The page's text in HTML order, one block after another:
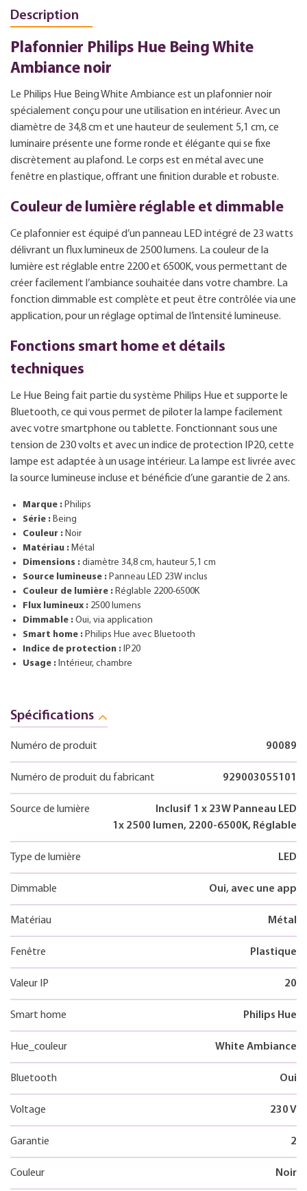
Description
Plafonnier Philips Hue Being White
Ambiance noir
Le Philips Hue Being White Ambiance est un plafonnier noir
spécialement conçu pour une utilisation en intérieur. Avec un
diamètre de 34,8 cm et une hauteur de seulement 5,1 cm, ce
luminaire présente une forme ronde et élégante qui se fixe
discrètement au plafond. Le corps est en métal avec une
fenêtre en plastique, offrant une finition durable et robuste.
Couleur de lumière réglable et dimmable
Ce plafonnier est équipé d’un panneau LED intégré de 23 watts
délivrant un flux lumineux de 2500 lumens. La couleur de la
lumière est réglable entre 2200 et 6500K, vous permettant de
créer facilement l’ambiance souhaitée dans votre chambre. La
fonction dimmable est complète et peut être contrôlée via une
application, pour un réglage optimal de l’intensité lumineuse.
Fonctions smart home et détails
techniques
Le Hue Being fait partie du système Philips Hue et supporte le
Bluetooth, ce qui vous permet de piloter la lampe facilement
avec votre smartphone ou tablette. Fonctionnant sous une
tension de 230 volts et avec un indice de protection IP20, cette
lampe est adaptée à un usage intérieur. La lampe est livrée avec
la source lumineuse incluse et bénéficie d’une garantie de 2 ans.
Marque : Philips
Série : Being
Couleur : Noir
Matériau : Métal
Dimensions : diamètre 34,8 cm, hauteur 5,1 cm
Source lumineuse : Panneau LED 23W inclus
Couleur de lumière : Réglable 2200-6500K
Flux lumineux : 2500 lumens
Dimmable : Oui, via application
Smart home : Philips Hue avec Bluetooth
Indice de protection : IP20
Usage : Intérieur, chambre
Spécifications
Numéro de produit 90089
Numéro de produit du fabricant 929003055101
Source de lumière
Inclusif 1 x 23W Panneau LED
1x 2500 lumen, 2200-6500K, Réglable
Type de lumière LED
Dimmable Oui, avec une app
Matériau Métal
Fenêtre Plastique
Valeur IP 20
Smart home Philips Hue
Hue_couleur White Ambiance
Bluetooth Oui
Voltage 230 V
Garantie 2
Couleur Noir